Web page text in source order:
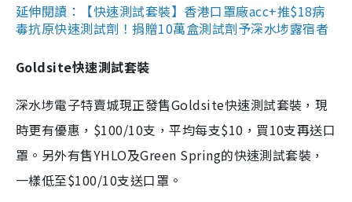
延伸閱讀：【快速測試套裝】香港口罩廠acc+推$18病
毒抗原快速測試劑！捐贈10萬盒測試劑予深水埗露宿者
Goldsite快速測試套裝
深水埗電子特賣城現正發售Goldsite快速測試套裝，現
時更有優惠，$100/10支，平均每支$10，買10支再送口
罩。另外有售YHLO及Green Spring的快速測試套裝，
一樣低至$100/10支送口罩。